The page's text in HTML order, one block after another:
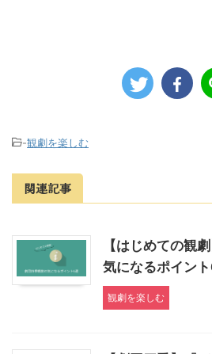
-観劇を楽しむ
関連記事
【はじめての観
気になるポイン
観劇を楽しむ